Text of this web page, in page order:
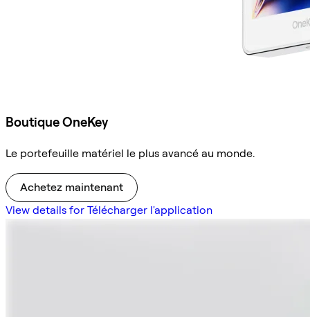
Boutique OneKey
Le portefeuille matériel le plus avancé au monde.
Achetez maintenant
View details for Télécharger l'application